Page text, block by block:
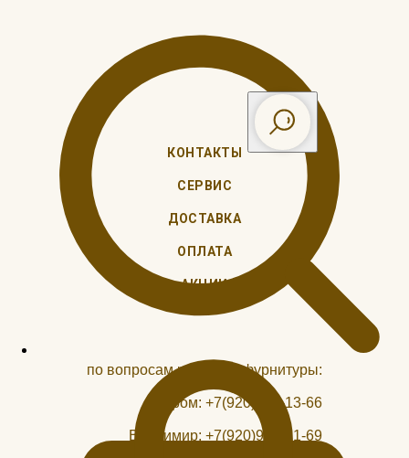
КОНТАКТЫ
СЕРВИС
ДОСТАВКА
ОПЛАТА
АКЦИИ
по вопросам ремонта, фурнитуры:
Муром: +7(920)941-13-66
Владимир: +7(920)946-21-69